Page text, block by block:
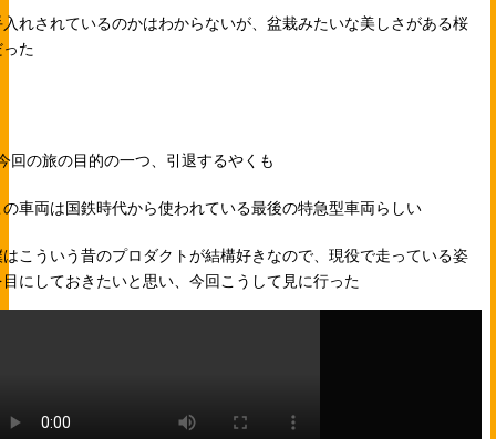
入れされているのかはわからないが、盆栽みたいな美しさがある桜
った
回の旅の目的の一つ、引退するやくも
の車両は国鉄時代から使われている最後の特急型車両らしい
はこういう昔のプロダクトが結構好きなので、現役で走っている姿
目にしておきたいと思い、今回こうして見に行った